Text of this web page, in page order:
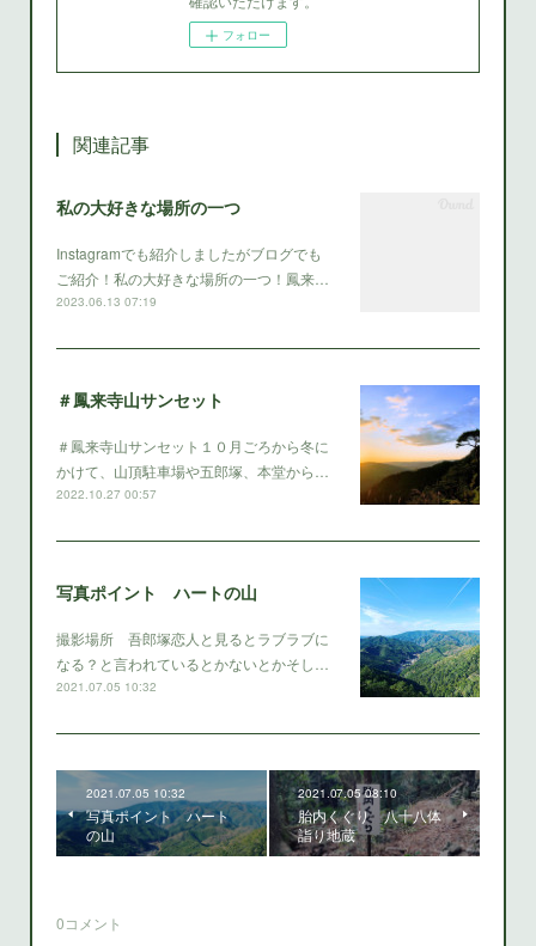
フォロー
関連記事
私の大好きな場所の一つ
Instagramでも紹介しましたがブログでも
ご紹介！私の大好きな場所の一つ！鳳来…
2023.06.13 07:19
＃鳳来寺山サンセット
＃鳳来寺山サンセット１０月ごろから冬に
かけて、山頂駐車場や五郎塚、本堂から…
2022.10.27 00:57
写真ポイント ハートの山
撮影場所 吾郎塚恋人と見るとラブラブに
なる？と言われているとかないとかそし…
2021.07.05 10:32
2021.07.05 10:32
写真ポイント ハート
の山
2021.07.05 08:10
胎内くぐり 八十八体
詣り地蔵
0コメント